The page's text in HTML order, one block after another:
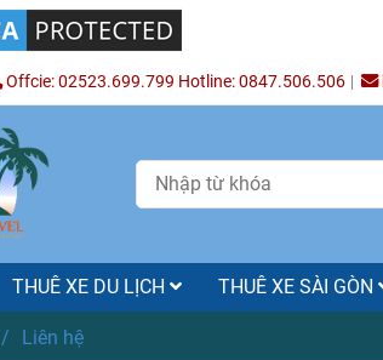
Offcie: 02523.699.799 Hotline: 0847.506.506
THUÊ XE DU LỊCH THUÊ XE SÀI GÒN
/ Liên hệ